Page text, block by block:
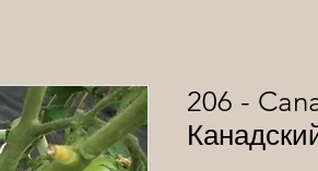
206 -